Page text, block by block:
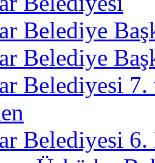
Belediye
Belediye
Belediyesi
Belediyesi 6.